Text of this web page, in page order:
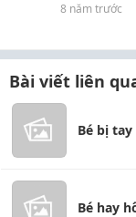
8 năm trước
Bài viết liên
Bé bị
Bé hay